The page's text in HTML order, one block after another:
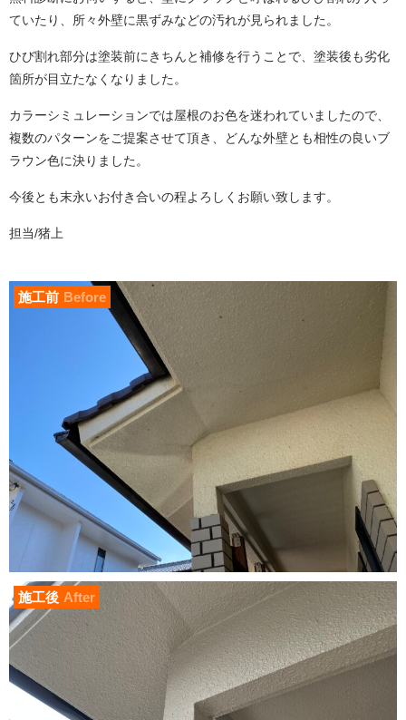
ていたり、所々外壁に黒ずみなどの汚れが見られました。
ひび割れ部分は塗装前にきちんと補修を行うことで、塗装後も劣化
箇所が目立たなくなりました。
カラーシミュレーションでは屋根のお色を迷われていましたので、
複数のパターンをご提案させて頂き、どんな外壁とも相性の良いブ
ラウン色に決りました。
今後とも末永いお付き合いの程よろしくお願い致します。
担当/猪上
施工前 Before
施工後 After